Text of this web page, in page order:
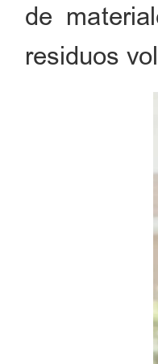
de
residuos